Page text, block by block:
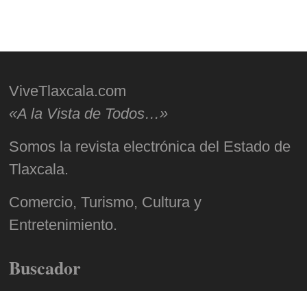
ViveTlaxcala.com
«A la Vista de Todos…»
Somos la revista electrónica del Estado de
Tlaxcala.
Comercio, Turismo, Cultura y
Entretenimiento.
Buscador